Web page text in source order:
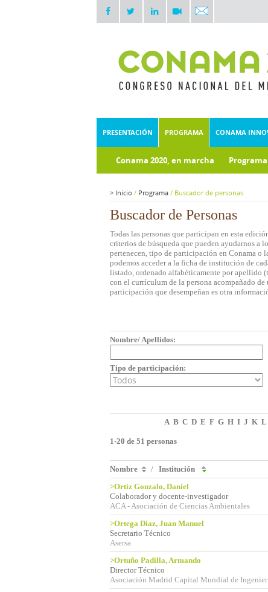
PRESENTACIÓN PROGRAMA CONAMA
Conama 2020, en marcha Programa
> Inicio / Programa / Buscador de personas
Buscador de Personas
Todas las personas que participan en esta
criterios de búsqueda que pueden ayudarnos
pertenecen, tipo de participación en Conama
podemos acceder a la ficha de institución de
listado, ordenado alfabéticamente por apellido
con el currículum de la persona acompañado
participación que desempeñan es otra
Nombre/ Apellidos:
Tipo de participación:
A B C D E F G H I J K L
1-20 de 51 personas
Nombre / Institución
>Ortiz Gonzalo, Daniel
Colaborador y docente-investigador
ACA - Asociación de Ciencias Ambientales
>Ortega Díaz, Juan Manuel
Secretario Técnico
Asersa
>Ortuño Padilla, Armando
Director Técnico
Asociación Madrid Capital Mundial de